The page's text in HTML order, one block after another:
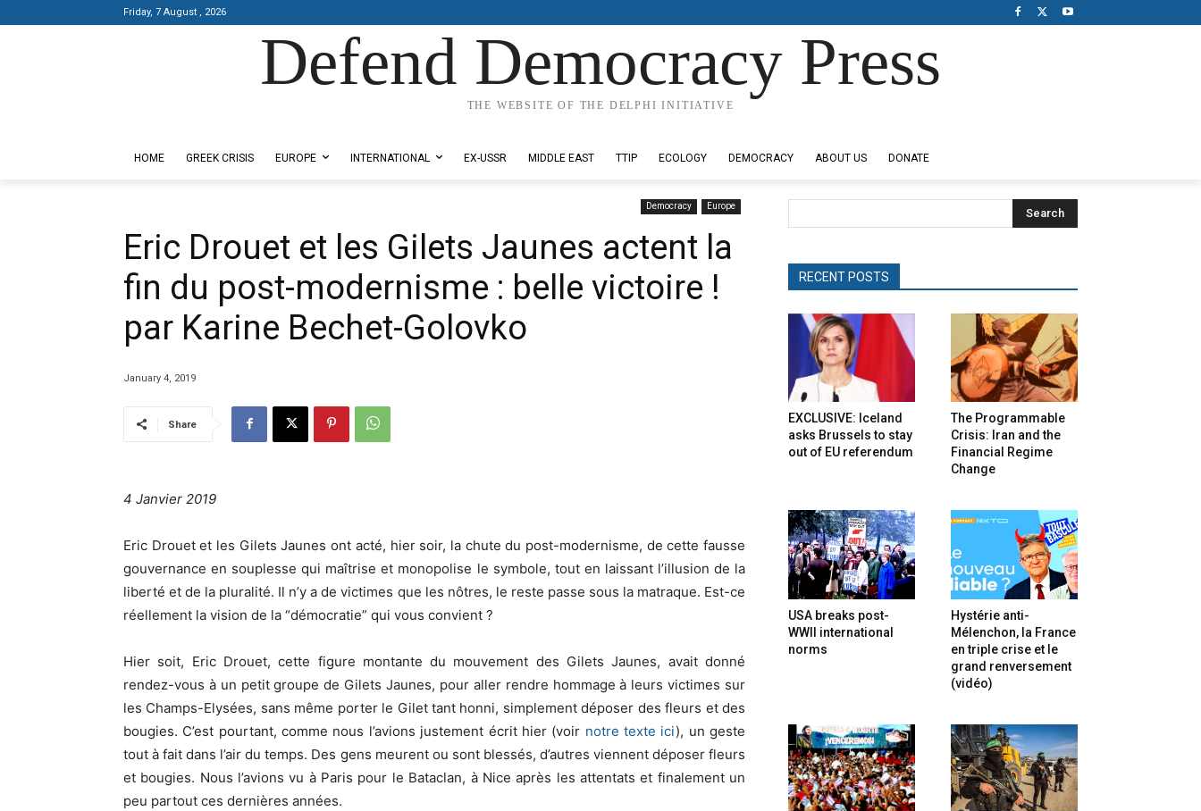
Friday, 7 August , 2026
Defend Democracy Press
THE WEBSITE OF THE DELPHI INITIATIVE
HOME GREEK CRISIS EUROPE INTERNATIONAL EX-USSR MIDDLE EAST TTIP ECOLOGY DEMOCRACY ABOUT US DONATE
Democracy Europe
Eric Drouet et les Gilets Jaunes actent la
fin du post-modernisme : belle victoire !
par Karine Bechet-Golovko
January 4, 2019
Share
4 Janvier 2019
Eric Drouet et les Gilets Jaunes ont acté, hier soir, la chute du post-modernisme, de cette fausse
gouvernance en souplesse qui maîtrise et monopolise le symbole, tout en laissant l’illusion de la
liberté et de la pluralité. Il n’y a de victimes que les nôtres, le reste passe sous la matraque. Est-ce
réellement la vision de la “démocratie” qui vous convient ?
Hier soit, Eric Drouet, cette figure montante du mouvement des Gilets Jaunes, avait donné
rendez-vous à un petit groupe de Gilets Jaunes, pour aller rendre hommage à leurs victimes sur
les Champs-Elysées, sans même porter le Gilet tant honni, simplement déposer des fleurs et des
bougies. C’est pourtant, comme nous l’avions justement écrit hier (voir notre texte ici), un geste
tout à fait dans l’air du temps. Des gens meurent ou sont blessés, d’autres viennent déposer fleurs
et bougies. Nous l’avions vu à Paris pour le Bataclan, à Nice après les attentats et finalement un
peu partout ces dernières années.
Search
RECENT POSTS
EXCLUSIVE: Iceland
asks Brussels to stay
out of EU referendum
The Programmable
Crisis: Iran and the
Financial Regime
Change
USA breaks post-
WWII international
norms
Hystérie anti-
Mélenchon, la France
en triple crise et le
grand renversement
(vidéo)